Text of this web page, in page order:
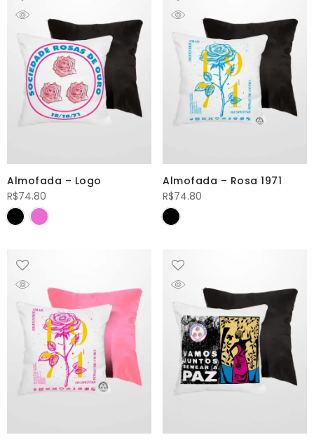
Almofada – Logo
R$74.80
Almofada – Rosa 1971
R$74.80